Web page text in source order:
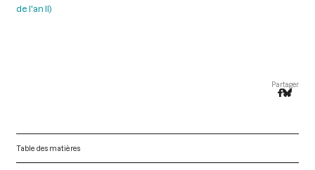
de l'an II)
Partager
Table des matières